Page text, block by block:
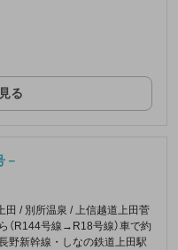
る
－
田 / 別所温泉 / 上信越道上田菅
（R144号線→R18号線）車で約
野新幹線・しなの鉄道上田駅